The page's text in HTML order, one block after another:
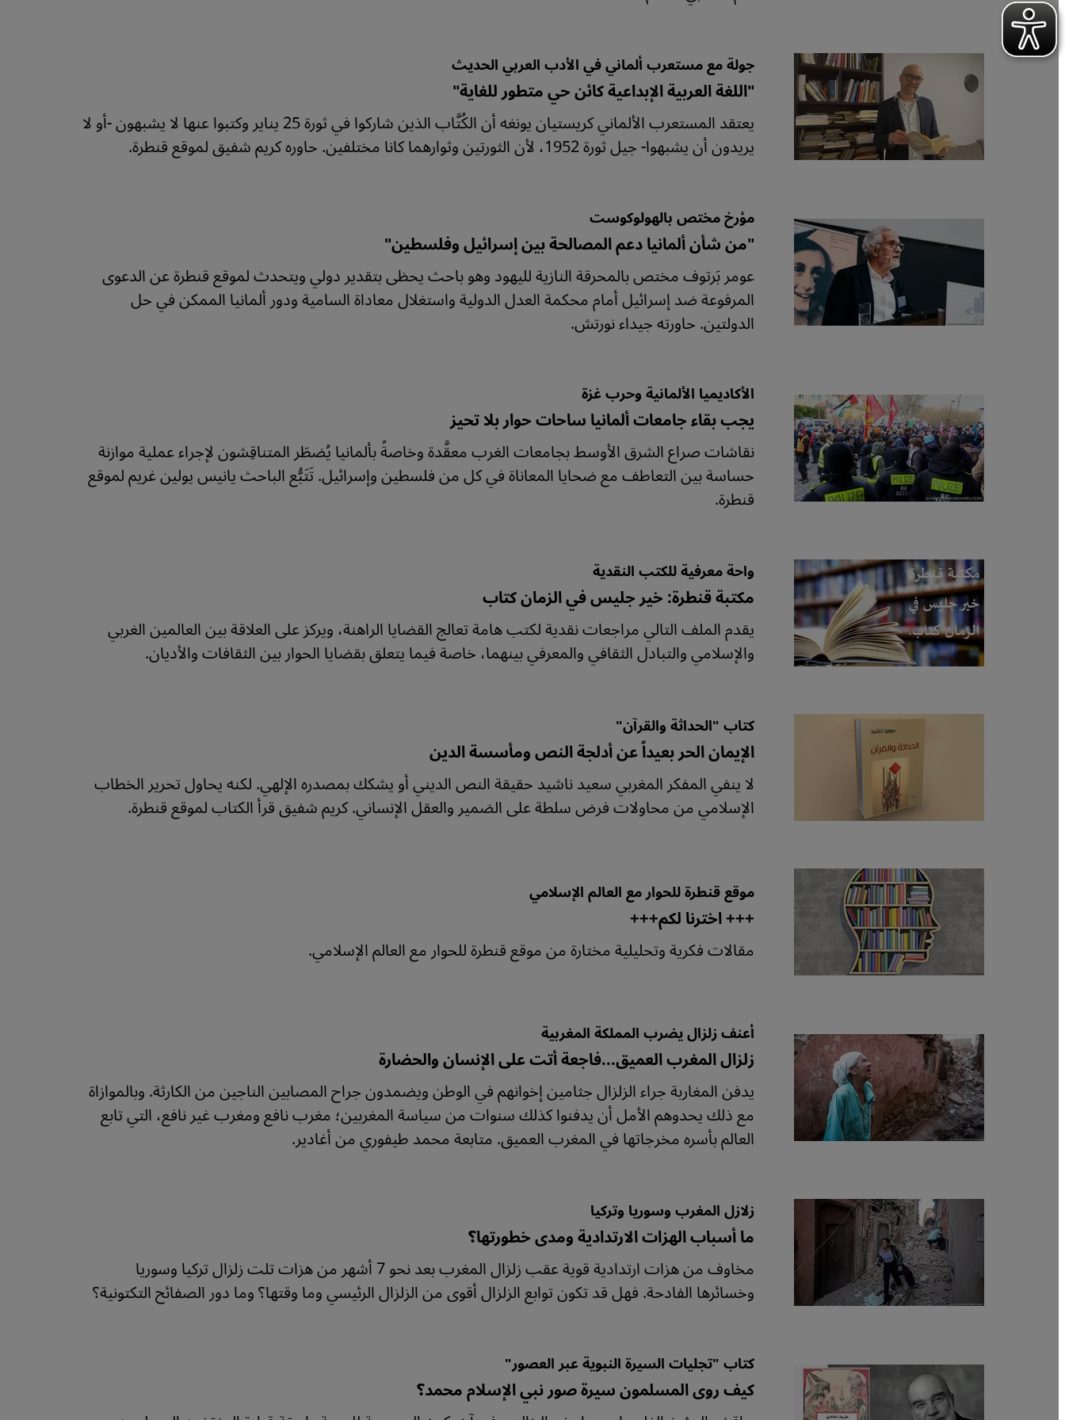
جولة مع مستعرب ألماني في الأدب العربي الحديث
"اللغة العربية الإبداعية كائن حي متطور للغاية"
يعتقد المستعرب الألماني كريستيان يونغه أن الكُتَّاب الذين شاركوا في ثورة 25 يناير وكتبوا عنها لا يشبهون -أو لا
يريدون أن يشبهوا- جيل ثورة 1952، لأن الثورتين وثوارهما كانا مختلفين. حاوره كريم شفيق لموقع قنطرة.
مؤرخ مختص بالهولوكوست
"من شأن ألمانيا دعم المصالحة بين إسرائيل وفلسطين"
عومر بَرتوف مختص بالمحرقة النازية لليهود وهو باحث يحظى بتقدير دولي ويتحدث لموقع قنطرة عن الدعوى
المرفوعة ضد إسرائيل أمام محكمة العدل الدولية واستغلال معاداة السامية ودور ألمانيا الممكن في حل
الدولتين. حاورته جيداء نورتش.
الأكاديميا الألمانية وحرب غزة
يجب بقاء جامعات ألمانيا ساحات حوار بلا تحيز
نقاشات صراع الشرق الأوسط بجامعات الغرب معقَّدة وخاصةً بألمانيا يُضطَر المتناقِشون لإجراء عملية موازنة
حساسة بين التعاطف مع ضحايا المعاناة في كل من فلسطين وإسرائيل. تَتَبُّع الباحث يانيس يولين غريم لموقع
قنطرة.
واحة معرفية للكتب النقدية
مكتبة قنطرة: خير جليس في الزمان كتاب
يقدم الملف التالي مراجعات نقدية لكتب هامة تعالج القضايا الراهنة، ويركز على العلاقة بين العالمين الغربي
والإسلامي والتبادل الثقافي والمعرفي بينهما، خاصة فيما يتعلق بقضايا الحوار بين الثقافات والأديان.
كتاب "الحداثة والقرآن"
الإيمان الحر بعيداً عن أدلجة النص ومأسسة الدين
لا ينفي المفكر المغربي سعيد ناشيد حقيقة النص الديني أو يشكك بمصدره الإلهي. لكنه يحاول تحرير الخطاب
الإسلامي من محاولات فرض سلطة على الضمير والعقل الإنساني. كريم شفيق قرأ الكتاب لموقع قنطرة.
موقع قنطرة للحوار مع العالم الإسلامي
+++ اخترنا لكم+++
مقالات فكرية وتحليلية مختارة من موقع قنطرة للحوار مع العالم الإسلامي.
أعنف زلزال يضرب المملكة المغربية
زلزال المغرب العميق...فاجعة أتت على الإنسان والحضارة
يدفن المغاربة جراء الزلزال جثامين إخوانهم في الوطن ويضمدون جراح المصابين الناجين من الكارثة. وبالموازاة
مع ذلك يحدوهم الأمل أن يدفنوا كذلك سنوات من سياسة المغربين؛ مغرب نافع ومغرب غير نافع، التي تابع
العالم بأسره مخرجاتها في المغرب العميق. متابعة محمد طيفوري من أغادير.
زلازل المغرب وسوريا وتركيا
ما أسباب الهزات الارتدادية ومدى خطورتها؟
مخاوف من هزات ارتدادية قوية عقب زلزال المغرب بعد نحو 7 أشهر من هزات تلت زلزال تركيا وسوريا
وخسائرها الفادحة. فهل قد تكون توابع الزلزال أقوى من الزلزال الرئيسي وما وقتها؟ وما دور الصفائح التكتونية؟
كتاب "تجليات السيرة النبوية عبر العصور"
كيف روى المسلمون سيرة صور نبي الإسلام محمد؟